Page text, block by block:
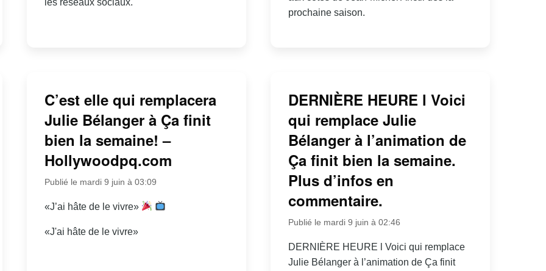
les réseaux sociaux.
prochaine saison.
C’est elle qui remplacera
Julie Bélanger à Ça finit
bien la semaine! –
Hollywoodpq.com
Publié le mardi 9 juin à 03:09
«J’ai hâte de le vivre»
«J'ai hâte de le vivre»
DERNIÈRE HEURE l Voici
qui remplace Julie
Bélanger à l’animation de
Ça finit bien la semaine.
Plus d’infos en
commentaire.
Publié le mardi 9 juin à 02:46
DERNIÈRE HEURE l Voici qui remplace
Julie Bélanger à l’animation de Ça finit